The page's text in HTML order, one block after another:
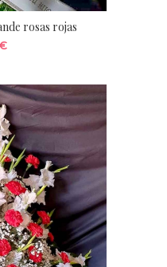
rosas rojas